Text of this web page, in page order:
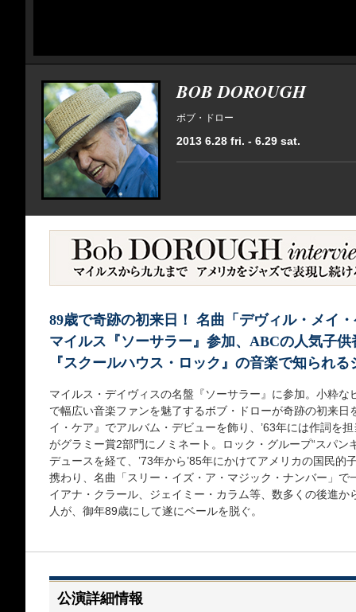
BOB DOROUGH
ボブ・ドロー
2013 6.28 fri. - 6.29 sat.
89歳で奇跡の初来日！ 名曲「デヴィル・メイ
マイルス『ソーサラー』参加、ABCの人気子供
『スクールハウス・ロック』の音楽で知られ
マイルス・デイヴィスの名盤『ソーサラー』に参加。小粋
で幅広い音楽ファンを魅了するボブ・ドローが奇跡の初来
イ・ケア』でアルバム・デビューを飾り、’63年には作詞を
がグラミー賞2部門にノミネート。ロック・グループ“スパン
デュースを経て、’73年から’85年にかけてアメリカの国民的
携わり、名曲「スリー・イズ・ア・マジック・ナンバー」
イアナ・クラール、ジェイミー・カラム等、数多くの後進
人が、御年89歳にして遂にベールを脱ぐ。
公演詳細情報